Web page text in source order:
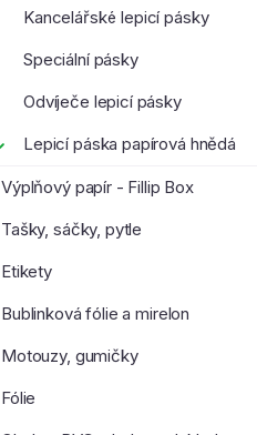
Kancelářské lepicí pásky
Speciální pásky
Odvíječe lepicí pásky
Lepicí páska papírová hnědá
Výplňový papír - Fillip Box
Tašky, sáčky, pytle
Etikety
Bublinková fólie a mirelon
Motouzy, gumičky
Fólie